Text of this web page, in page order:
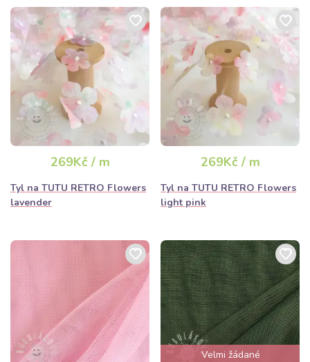
269Kč / m
Tyl na TUTU RETRO Flowers
lavender
269Kč / m
Tyl na TUTU RETRO Flowers
light pink
Velmi žádané